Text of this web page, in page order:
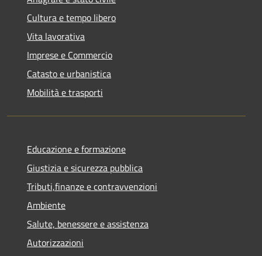
Cultura e tempo libero
Vita lavorativa
Imprese e Commercio
Catasto e urbanistica
Mobilità e trasporti
Educazione e formazione
Giustizia e sicurezza pubblica
Tributi,finanze e contravvenzioni
Ambiente
Salute, benessere e assistenza
Autorizzazioni